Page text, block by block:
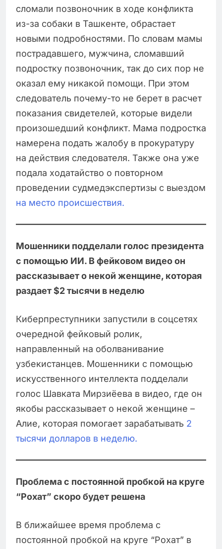
сломали позвоночник в ходе конфликта
из-за собаки в Ташкенте, обрастает
новыми подробностями. По словам мамы
пострадавшего, мужчина, сломавший
подростку позвоночник, так до сих пор не
оказал ему никакой помощи. При этом
следователь почему-то не берет в расчет
показания свидетелей, которые видели
произошедший конфликт. Мама подростка
намерена подать жалобу в прокуратуру
на действия следователя. Также она уже
подала ходатайство о повторном
проведении судмедэкспертизы с выездом
на место происшествия.
Мошенники подделали голос президента
с помощью ИИ. В фейковом видео он
рассказывает о некой женщине, которая
раздает $2 тысячи в неделю
Киберпреступники запустили в соцсетях
очередной фейковый ролик,
направленный на оболванивание
узбекистанцев. Мошенники с помощью
искусственного интеллекта подделали
голос Шавката Мирзиёева в видео, где он
якобы рассказывает о некой женщине –
Алие, которая помогает зарабатывать 2
тысячи долларов в неделю.
Проблема с постоянной пробкой на круге
“Рохат” скоро будет решена
В ближайшее время проблема с
постоянной пробкой на круге “Рохат” в